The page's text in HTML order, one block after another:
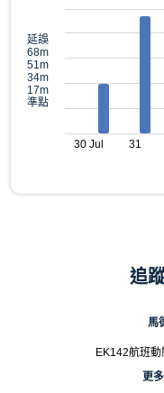
延誤
68m
51m
34m
17m
準點
30 Jul 31
追
馬
EK142航班動
更